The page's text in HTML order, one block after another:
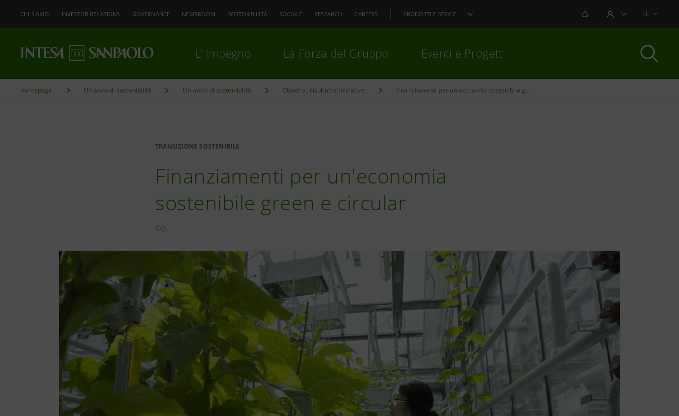
CHI SIAMO INVESTOR RELATIONS GOVERNANCE NEWSROOM SOSTENIBILITÀ SOCIALE RESEARCH CAREERS PRODOTTI E SERVIZI NOTIFICHEAREA UTENTEIT
L’ Impegno La Forza del Gruppo Eventi e Progetti
Homepage Un anno di sostenibilità Un anno di sostenibilità Obiettivi, risultati e iniziative Finanziamenti per un'economia sostenibile green e circular
TRANSIZIONE SOSTENIBILE
Finanziamenti per un'economia
sostenibile green e circular